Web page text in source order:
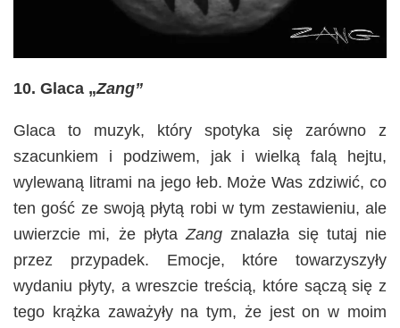
10. Glaca „Zang”
Glaca to muzyk, który spotyka się zarówno z
szacunkiem i podziwem, jak i wielką falą hejtu,
wylewaną litrami na jego łeb. Może Was zdziwić, co
ten gość ze swoją płytą robi w tym zestawieniu, ale
uwierzcie mi, że płytaZang znalazła się tutaj nie
przez przypadek. Emocje, które towarzyszyły
wydaniu płyty, a wreszcie treścią, które sączą się z
tego krążka zaważyły na tym, że jest on w moim